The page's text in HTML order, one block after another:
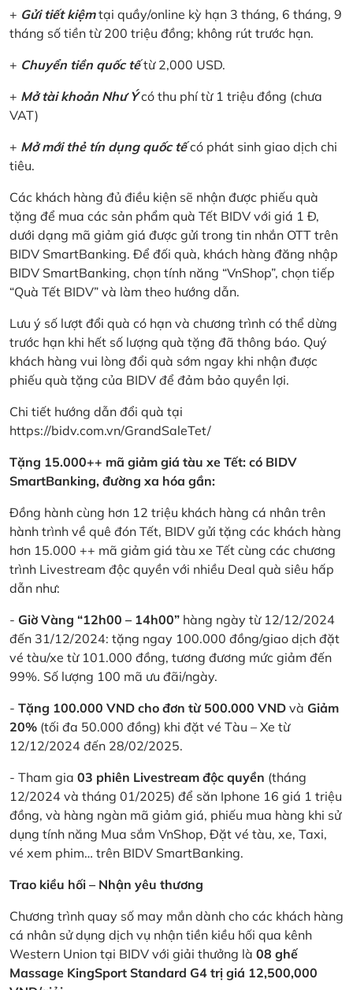
+ Gửi tiết kiệmtại quầy/online kỳ hạn 3 tháng, 6 tháng, 9
tháng số tiền từ 200 triệu đồng; không rút trước hạn.
+ Chuyển tiền quốc tếtừ 2,000 USD.
+ Mở tài khoản Như Ýcó thu phí từ 1 triệu đồng (chưa
VAT)
+ Mở mới thẻ tín dụng quốc tếcó phát sinh giao dịch chi
tiêu.
Các khách hàng đủ điều kiện sẽ nhận được phiếu quà
tặng để mua các sản phẩm quà Tết BIDV với giá 1 Đ,
dưới dạng mã giảm giá được gửi trong tin nhắn OTT trên
BIDV SmartBanking. Để đối quà, khách hàng đăng nhập
BIDV SmartBanking, chọn tính năng “VnShop”, chọn tiếp
“Quà Tết BIDV” và làm theo hướng dẫn.
Lưu ý số lượt đổi quà có hạn và chương trình có thể dừng
trước hạn khi hết số lượng quà tặng đã thông báo. Quý
khách hàng vui lòng đổi quà sớm ngay khi nhận được
phiếu quà tặng của BIDV để đảm bảo quyền lợi.
Chi tiết hướng dẫn đổi quà tại
https://bidv.com.vn/GrandSaleTet/
Tặng 15.000++ mã giảm giá tàu xe Tết: có BIDV
SmartBanking, đường xa hóa gần:
Đồng hành cùng hơn 12 triệu khách hàng cá nhân trên
hành trình về quê đón Tết, BIDV gửi tặng các khách hàng
hơn 15.000 ++ mã giảm giá tàu xe Tết cùng các chương
trình Livestream độc quyền với nhiều Deal quà siêu hấp
dẫn như:
- Giờ Vàng “12h00 – 14h00” hàng ngày từ 12/12/2024
đến 31/12/2024: tặng ngay 100.000 đồng/giao dịch đặt
vé tàu/xe từ 101.000 đồng, tương đương mức giảm đến
99%. Số lượng 100 mã ưu đãi/ngày.
- Tặng 100.000 VND cho đơn từ 500.000 VND và Giảm
20% (tối đa 50.000 đồng) khi đặt vé Tàu – Xe từ
12/12/2024 đến 28/02/2025.
- Tham gia 03 phiên Livestream độc quyền (tháng
12/2024 và tháng 01/2025) để săn Iphone 16 giá 1 triệu
đồng, và hàng ngàn mã giảm giá, phiếu mua hàng khi sử
dụng tính năng Mua sắm VnShop, Đặt vé tàu, xe, Taxi,
vé xem phim… trên BIDV SmartBanking.
Trao kiều hối – Nhận yêu thương
Chương trình quay số may mắn dành cho các khách hàng
cá nhân sử dụng dịch vụ nhận tiền kiều hối qua kênh
Western Union tại BIDV với giải thưởng là 08 ghế
Massage KingSport Standard G4 trị giá 12,500,000